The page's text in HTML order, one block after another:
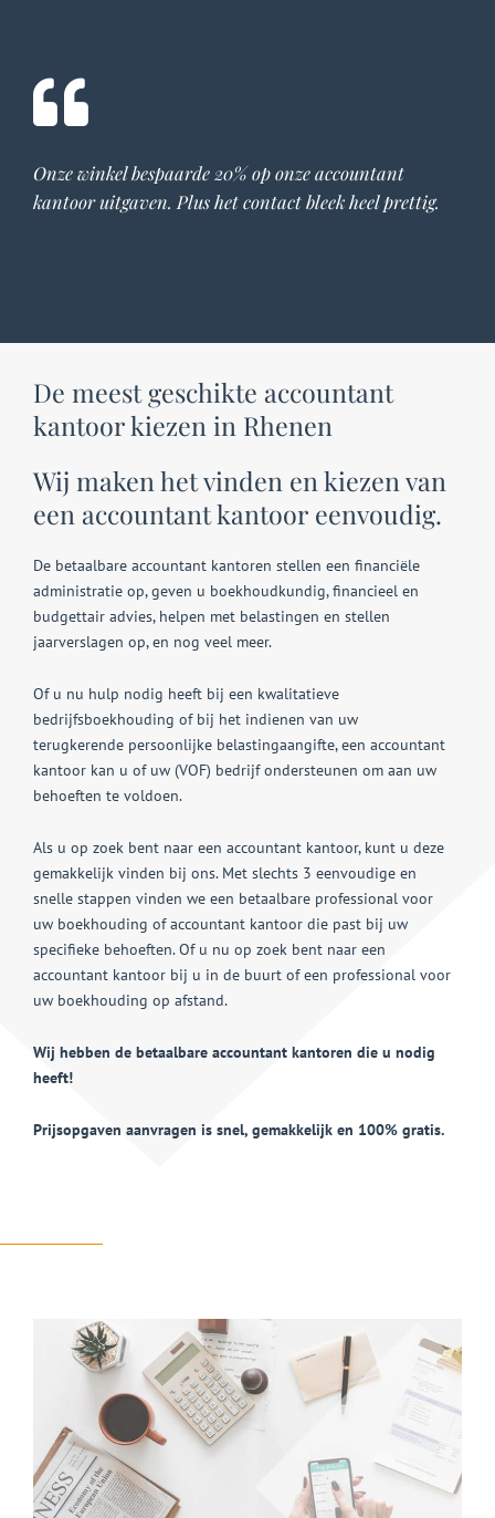
Onze winkel bespaarde 20% op onzeaccountant
kantooruitgaven. Plus het contact bleek heel prettig.
De meest geschikte accountant
kantoor kiezen in Rhenen
Wij maken het vinden en kiezen van
een accountant kantoor eenvoudig.
De betaalbare accountant kantoren stellen een financiële
administratie op, geven u boekhoudkundig, financieel en
budgettair advies, helpen met belastingen en stellen
jaarverslagen op, en nog veel meer.
Of u nu hulp nodig heeft bij een kwalitatieve
bedrijfsboekhouding of bij het indienen van uw
terugkerende persoonlijke belastingaangifte, een accountant
kantoor kan u of uw (VOF) bedrijf ondersteunen om aan uw
behoeften te voldoen.
Als u op zoek bent naar een accountant kantoor, kunt u deze
gemakkelijk vinden bij ons. Met slechts 3 eenvoudige en
snelle stappen vinden we een betaalbare professional voor
uw boekhouding of accountant kantoor die past bij uw
specifieke behoeften. Of u nu op zoek bent naar een
accountant kantoor bij u in de buurt of een professional voor
uw boekhouding op afstand.
Wij hebben de betaalbare accountant kantoren die u nodig
heeft!
Prijsopgaven aanvragen is snel, gemakkelijk en 100% gratis.